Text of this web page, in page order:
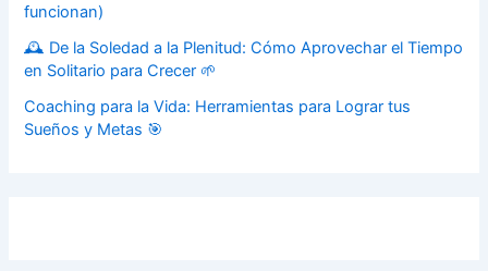
funcionan)
🕰️ De la Soledad a la Plenitud: Cómo Aprovechar el Tiempo
en Solitario para Crecer 🌱
Coaching para la Vida: Herramientas para Lograr tus
Sueños y Metas 🎯